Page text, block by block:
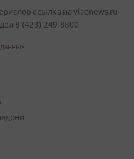
ссылка на vladnews.ru
8 (423) 249-8800